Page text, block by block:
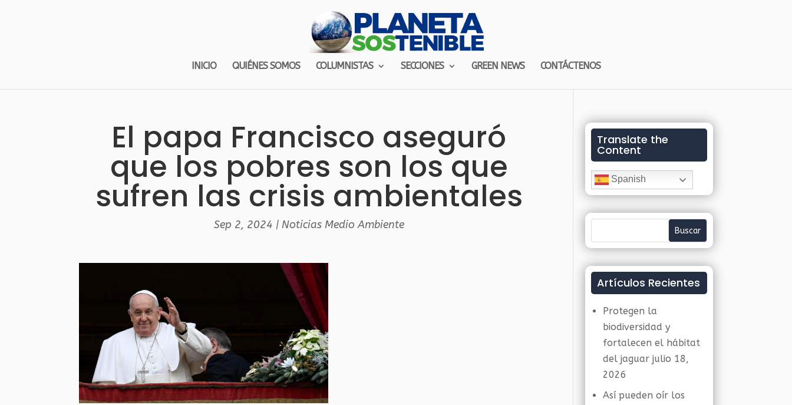
INICIO QUIÉNES SOMOS COLUMNISTAS SECCIONES GREEN NEWS CONTÁCTENOS
El papa Francisco aseguró
que los pobres son los que
sufren las crisis ambientales
Sep 2, 2024 | Noticias Medio Ambiente
Translate the
Content
Spanish
Artículos Recientes
Protegen la
biodiversidad y
fortalecen el hábitat
del jaguar julio 18,
2026
Así pueden oír los